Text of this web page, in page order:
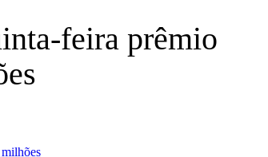
feira prêmio